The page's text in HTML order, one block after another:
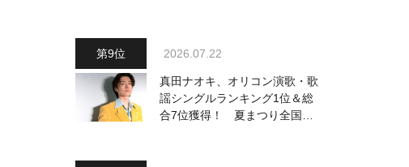
2026.07.22
真田ナオキ、オリコン演歌・歌
謡シングルランキング1位＆総
合7位獲得！ 夏まつり全国行